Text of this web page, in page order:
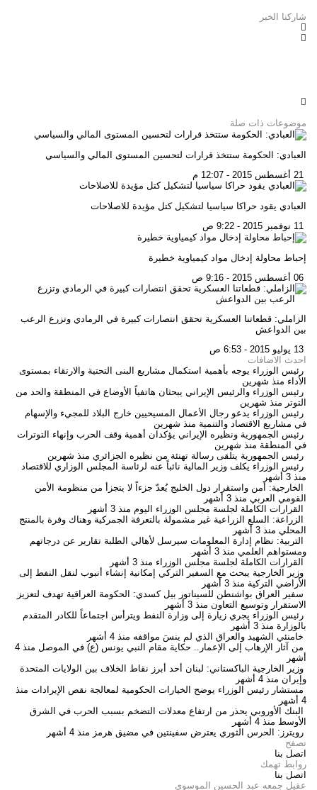
شاركنا الخبر
موضوعات ذات صلة
العبادي: الحكومة ستتخذ قرارات لتحسين المستوى المالي والسياسي
العبادي يقود حراكا سياسيا لتشكيل كتل مؤيدة للاصلاحات
إحباط محاولة إدخال مواد كيمياوية خطيرة
الزاملي: قطعاتنا العسكرية تحقق انتصارات كبيرة في الرمادي وتزرع الرعب
بين الدواعش
احدث الاضافات
رئيس الوزراء يوجه بأهمية استكمال مشاريع البنى التحتية والارتقاء بمستوى
الأداء منذ شهرين
رئيس الوزراء والرئيس الإيراني يبحثان هاتفياً الأوضاع في المنطقة والحد من
التوتر منذ شهرين
رئيس الوزراء يدعو رجال الأعمال المسيحيين خارج البلاد للمجيء والإسهام
في مشاريع الاقتصاد والتنمية منذ شهرين
رئيس الجمهورية ونظيره الإيراني يؤكدان أهمية وقف الحرب وإنهاء التوترات
في المنطقة منذ شهرين
رئيس الجمهورية يتلقى رسالة تهنئة من نظيره الجزائري منذ شهرين
رئيس الوزراء يكلف وزير المالية نائباً عنه لرئاسة المجلس الوزاري للاقتصاد
منذ 3 أشهر
الخارجية: أمن واستقرار دول الخليج يُعدّ جزءاً لا يتجزأ من منظومة الأمن
القومي العربي منذ 3 أشهر
القرارات الكاملة لجلسة مجلس الوزراء اليوم منذ 3 أشهر
الزراعة: السلع الزراعية غير مشمولة بالتعرفة الجمركية وهناك وفرة بالمنتج
المحلي منذ 3 أشهر
التربية: نظام إدارة المعلومات سيرسل لأهالي الطلبة تقارير عن درجاتهم
ومستواهم العلمي منذ 3 أشهر
القرارات الكاملة لجلسة مجلس الوزراء منذ 3 أشهر
وزير الخارجية يبحث مع السفير التركي إمكانية إنشاء أنبوب لنقل النفط إلى
الأراضي التركية منذ 3 أشهر
سفير العراق بواشنطن للسيناتور بيل كسدي: الحكومة العراقية تهدف لتعزيز
الاستقرار وتوسيع التعاون منذ 3 أشهر
رئيس الوزراء يجري زيارة إلى وزارة النفط ويترأس اجتماعاً للكادر المتقدم
بالوزارة منذ 3 أشهر
خامنئي الشهيد والعراق الذي لم ينسَ مواقفه منذ 4 أشهر
من آثار الإرهاب إلى الإعمار.. حكاية مقام النبي يونس (ع) في الموصل
منذ 4
أشهر
وزير الخارجية الباكستاني: لبنان أحد أبرز نقاط الخلاف بين الولايات المتحدة
وإيران منذ 4 أشهر
مستشار رئيس الوزراء يوضح الخيارات الحكومية لمعالجة نقص الإيرادات منذ
4 أشهر
البنك الأوروبي يحذر من ارتفاع معدلات التضخم بسبب الحرب في الشرق
الأوسط منذ 4 أشهر
رويترز: الحرس الثوري يعترض سفينتين في مضيق هرمز منذ 4 أشهر
تصفح
اتصل بنا
روابط تهمك
اتصل بنا
عقيل جمعه عبد الحسين الموسوي